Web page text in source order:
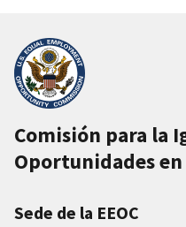
Comisión para la
Oportunidades
Sede de la EEOC